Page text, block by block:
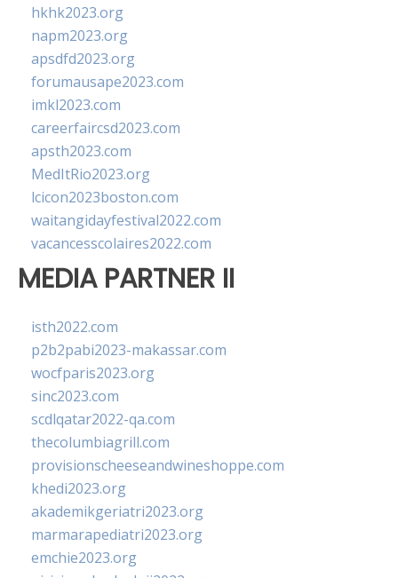
hkhk2023.org
napm2023.org
apsdfd2023.org
forumausape2023.com
imkl2023.com
careerfaircsd2023.com
apsth2023.com
MedItRio2023.org
lcicon2023boston.com
waitangidayfestival2022.com
vacancesscolaires2022.com
MEDIA PARTNER II
isth2022.com
p2b2pabi2023-makassar.com
wocfparis2023.org
sinc2023.com
scdlqatar2022-qa.com
thecolumbiagrill.com
provisionscheeseandwineshoppe.com
khedi2023.org
akademikgeriatri2023.org
marmarapediatri2023.org
emchie2023.org